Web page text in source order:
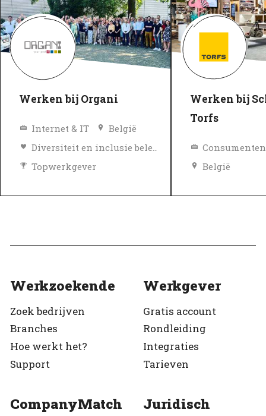
Werken bij Organi
Internet & IT
België
Diversiteit en inclusie beleid
Topwerkgever
Werken bij
Torfs
België
Werkzoekende
Zoek bedrijven
Branches
Hoe werkt het?
Support
Werkgever
Gratis account
Rondleiding
Integraties
Tarieven
CompanyMatch Juridisch